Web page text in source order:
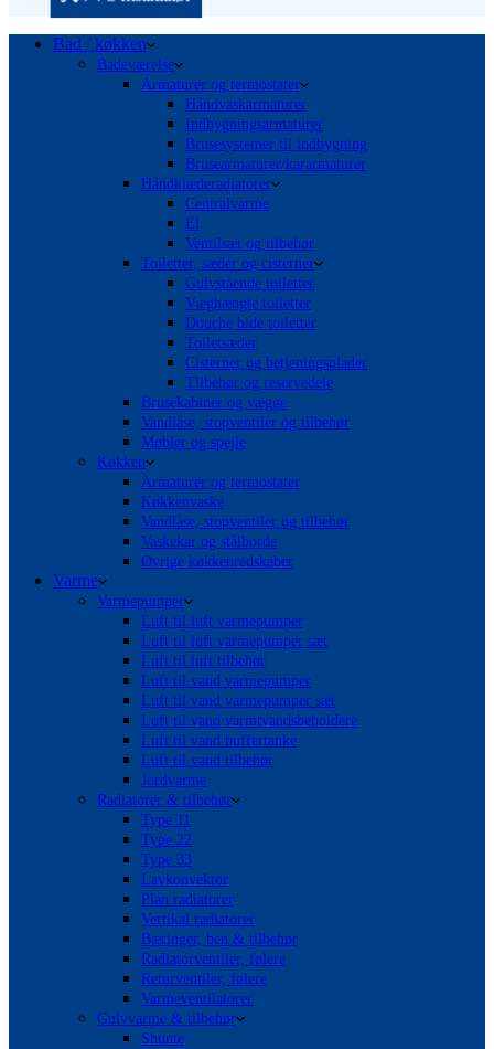
Bad / køkken
Badeværelse
Armaturer og termostater
Håndvaskarmaturer
Indbygningsarmaturer
Brusesystemer til indbygning
Brusearmaturer/kararmaturer
Håndklæderadiatorer
Centralvarme
El
Ventilsæt og tilbehør
Toiletter, sæder og cisterner
Gulvstående toiletter
Væghængte toiletter
Douche bide toiletter
Toiletsæder
Cisterner og betjeningsplader
Tilbehør og reservedele
Brusekabiner og vægge
Vandlåse, stopventiler og tilbehør
Møbler og spejle
Køkken
Armaturer og termostater
Køkkenvaske
Vandlåse, stopventiler og tilbehør
Vaskekar og stålborde
Øvrige køkkenredskaber
Varme
Varmepumper
Luft til luft varmepumper
Luft til luft varmepumper sæt
Luft til luft tilbehør
Luft til vand varmepumper
Luft til vand varmepumper sæt
Luft til vand varmtvandsbeholdere
Luft til vand buffertanke
Luft til vand tilbehør
Jordvarme
Radiatorer & tilbehør
Type 11
Type 22
Type 33
Lavkonvektor
Plan radiatorer
Vertikal radiatorer
Bæringer, ben & tilbehør
Radiatorventiler, følere
Returventiler, følere
Varmeventilatorer
Gulvvarme & tilbehør
Shunte